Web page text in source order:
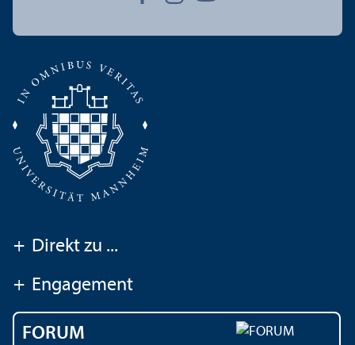
+ Direkt zu ...
+ Engagement
FORUM